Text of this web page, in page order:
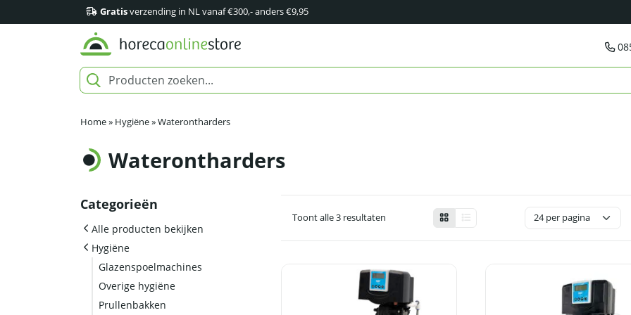
Gratisverzending in NL vanaf €300,- anders €9,95
Home» Hygiëne»Waterontharders
Waterontharders
Categorieën
Alle producten bekijken
Hygiëne
Glazenspoelmachines
Overige hygiëne
Prullenbakken
Toont alle 3 resultaten